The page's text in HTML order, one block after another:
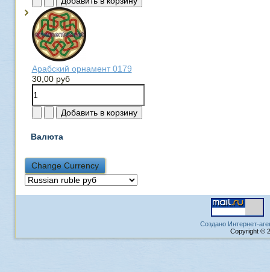
Арабский орнамент 0179
30,00 руб
Валюта
Создано Интернет-
Copyright ©